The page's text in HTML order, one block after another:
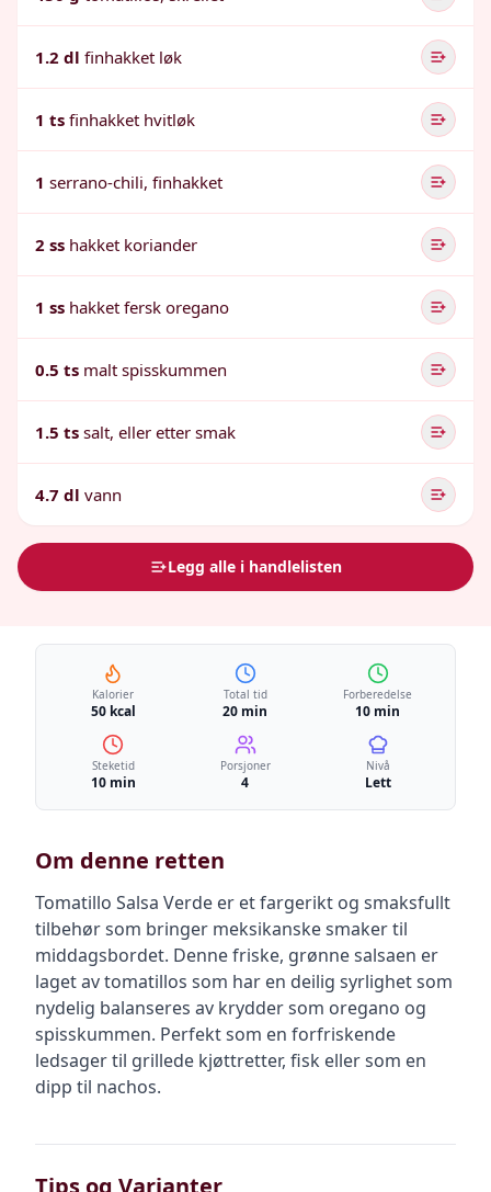
1.2 dl finhakket løk
1 ts finhakket hvitløk
1 serrano-chili, finhakket
2 ss hakket koriander
1 ss hakket fersk oregano
0.5 ts malt spisskummen
1.5 ts salt, eller etter smak
4.7 dl vann
Legg alle i handlelisten
Kalorier
50 kcal
Total tid
20 min
Forberedelse
10 min
Steketid
10 min
Porsjoner
4
Nivå
Lett
Om denne retten
Tomatillo Salsa Verde er et fargerikt og smaksfullt
tilbehør som bringer meksikanske smaker til
middagsbordet. Denne friske, grønne salsaen er
laget av tomatillos som har en deilig syrlighet som
nydelig balanseres av krydder som oregano og
spisskummen. Perfekt som en forfriskende
ledsager til grillede kjøttretter, fisk eller som en
dipp til nachos.
Tips og Varianter